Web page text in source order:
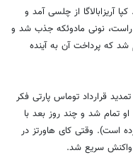
آریزابالاگا از چلسی آمد و
راست، نونی مادوئکه جذب شد و
شد که پرداخت آن به آینده
قرارداد توماس پارتی فکر
تمام شد و چند روز بعد با
است). وقتی کای هاورتز در
واکنش سریع شد.